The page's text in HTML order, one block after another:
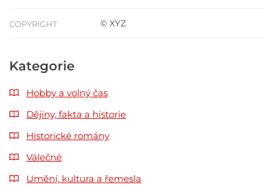
COPYRIGHT © XYZ
Kategorie
Hobby a volný čas
Dějiny, fakta a historie
Historické romány
Válečné
Umění, kultura a řemesla